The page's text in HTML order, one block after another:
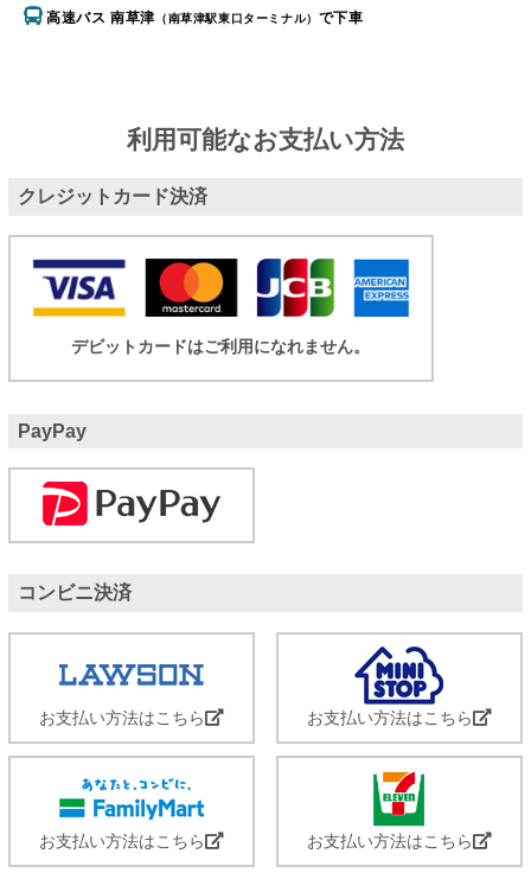
高速バス 南草津 （南草津駅東口ターミナル） で下車
利用可能なお支払い方法
クレジットカード決済
デビットカードはご利用になれません。
PayPay
コンビニ決済
お支払い方法はこちら お支払い方法はこちら
お支払い方法はこちら お支払い方法はこちら